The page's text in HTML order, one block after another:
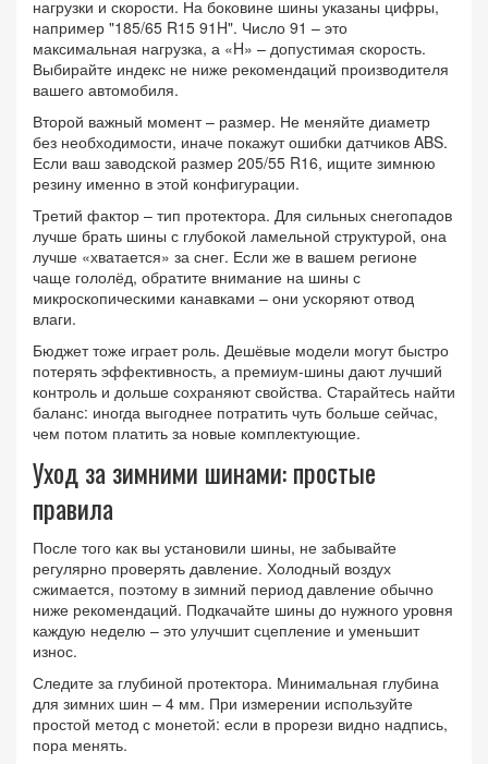
нагрузки и скорости. На боковине шины указаны цифры,
например "185/65 R15 91H". Число 91 – это
максимальная нагрузка, а «H» – допустимая скорость.
Выбирайте индекс не ниже рекомендаций производителя
вашего автомобиля.
Второй важный момент – размер. Не меняйте диаметр
без необходимости, иначе покажут ошибки датчиков ABS.
Если ваш заводской размер 205/55 R16, ищите зимнюю
резину именно в этой конфигурации.
Третий фактор – тип протектора. Для сильных снегопадов
лучше брать шины с глубокой ламельной структурой, она
лучше «хватается» за снег. Если же в вашем регионе
чаще гололёд, обратите внимание на шины с
микроскопическими канавками – они ускоряют отвод
влаги.
Бюджет тоже играет роль. Дешёвые модели могут быстро
потерять эффективность, а премиум‑шины дают лучший
контроль и дольше сохраняют свойства. Старайтесь найти
баланс: иногда выгоднее потратить чуть больше сейчас,
чем потом платить за новые комплектующие.
Уход за зимними шинами: простые
правила
После того как вы установили шины, не забывайте
регулярно проверять давление. Холодный воздух
сжимается, поэтому в зимний период давление обычно
ниже рекомендаций. Подкачайте шины до нужного уровня
каждую неделю – это улучшит сцепление и уменьшит
износ.
Следите за глубиной протектора. Минимальная глубина
для зимних шин – 4 мм. При измерении используйте
простой метод с монетой: если в прорези видно надпись,
пора менять.